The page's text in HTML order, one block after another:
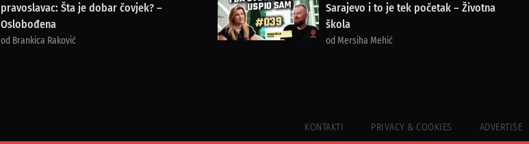
pravoslavac: Šta je dobar čovjek? –
Oslobođena
od Brankica Raković
Sarajevo i to je tek početak – Životna
škola
od Mersiha Mehić
KONTAKTI PRIVACY & COOKIES ADVERTISE